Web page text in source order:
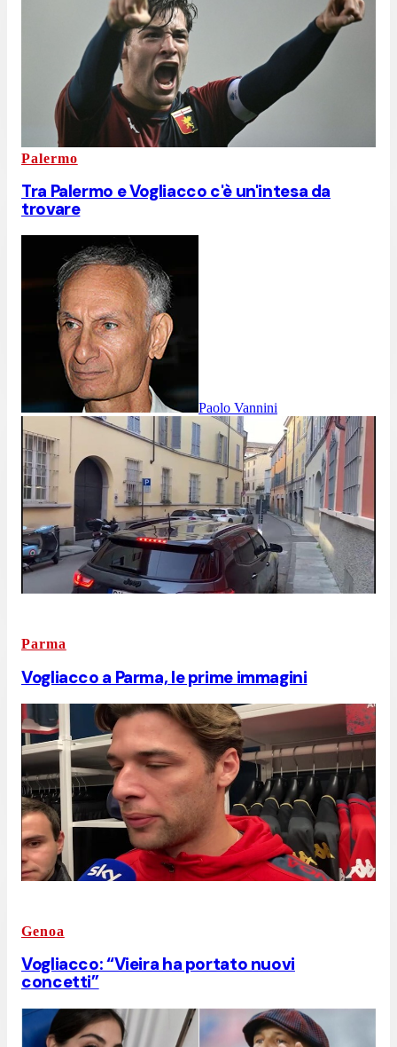
Palermo
Tra Palermo e Vogliacco c'è un'intesa da
trovare
Paolo Vannini
Parma
Vogliacco a Parma, le prime immagini
Genoa
Vogliacco: “Vieira ha portato nuovi
concetti”